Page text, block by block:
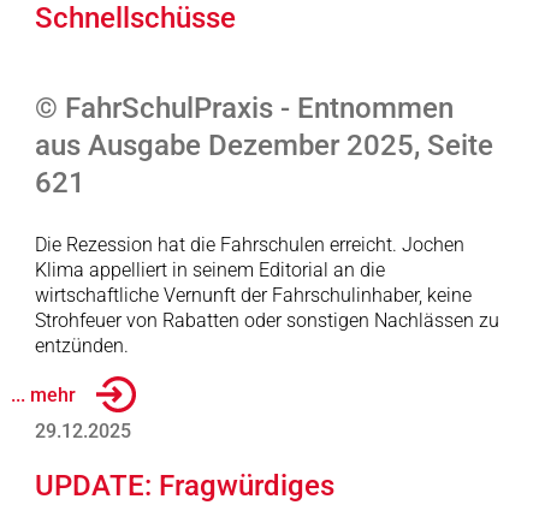
Schnellschüsse
© FahrSchulPraxis - Entnommen
aus Ausgabe Dezember 2025, Seite
621
Die Rezession hat die Fahrschulen erreicht. Jochen
Klima appelliert in seinem Editorial an die
wirtschaftliche Vernunft der Fahrschulinhaber, keine
Strohfeuer von Rabatten oder sonstigen Nachlässen zu
entzünden.
... mehr
29.12.2025
UPDATE: Fragwürdiges